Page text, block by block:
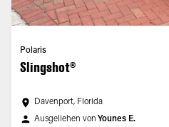
Polaris
Slingshot®
Davenport, Florida
Ausgeliehen von Younes E.